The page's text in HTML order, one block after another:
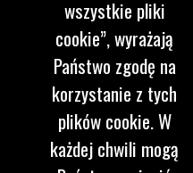
wszystkie pliki
cookie”, wyrażają
Państwo zgodę na
korzystanie z tych
plików cookie. W
każdej chwili mogą